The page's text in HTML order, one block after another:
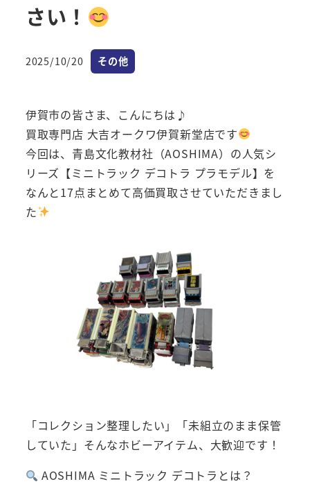
さい！
投稿日
2025/10/20 カテゴリー
その他
伊賀市の皆さま、こんにちは♪
買取専門店 大吉オークワ伊賀新堂店です
今回は、青島文化教材社（AOSHIMA）の人気シ
リーズ【ミニトラック デコトラ プラモデル】を
なんと17点まとめて高価買取させていただきまし
た
「コレクション整理したい」「未組立のまま保管
していた」そんなホビーアイテム、大歓迎です！
AOSHIMA ミニトラック デコトラとは？